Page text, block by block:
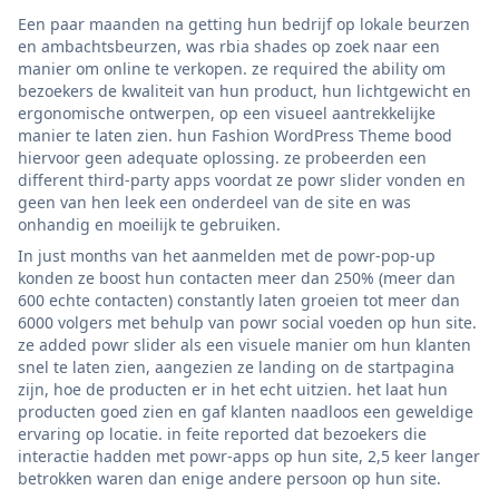
Een paar maanden na getting hun bedrijf op lokale beurzen
en ambachtsbeurzen, was rbia shades op zoek naar een
manier om online te verkopen. ze required the ability om
bezoekers de kwaliteit van hun product, hun lichtgewicht en
ergonomische ontwerpen, op een visueel aantrekkelijke
manier te laten zien. hun Fashion WordPress Theme bood
hiervoor geen adequate oplossing. ze probeerden een
different third-party apps voordat ze powr slider vonden en
geen van hen leek een onderdeel van de site en was
onhandig en moeilijk te gebruiken.
In just months van het aanmelden met de powr-pop-up
konden ze boost hun contacten meer dan 250% (meer dan
600 echte contacten) constantly laten groeien tot meer dan
6000 volgers met behulp van powr social voeden op hun site.
ze added powr slider als een visuele manier om hun klanten
snel te laten zien, aangezien ze landing on de startpagina
zijn, hoe de producten er in het echt uitzien. het laat hun
producten goed zien en gaf klanten naadloos een geweldige
ervaring op locatie. in feite reported dat bezoekers die
interactie hadden met powr-apps op hun site, 2,5 keer langer
betrokken waren dan enige andere persoon op hun site.